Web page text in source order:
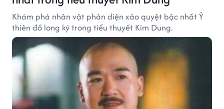
Khám phá nhân vật phản diện xảo quyệt bậc nhất Ỷ
thiên đồ long ký trong tiểu thuyết Kim Dung.